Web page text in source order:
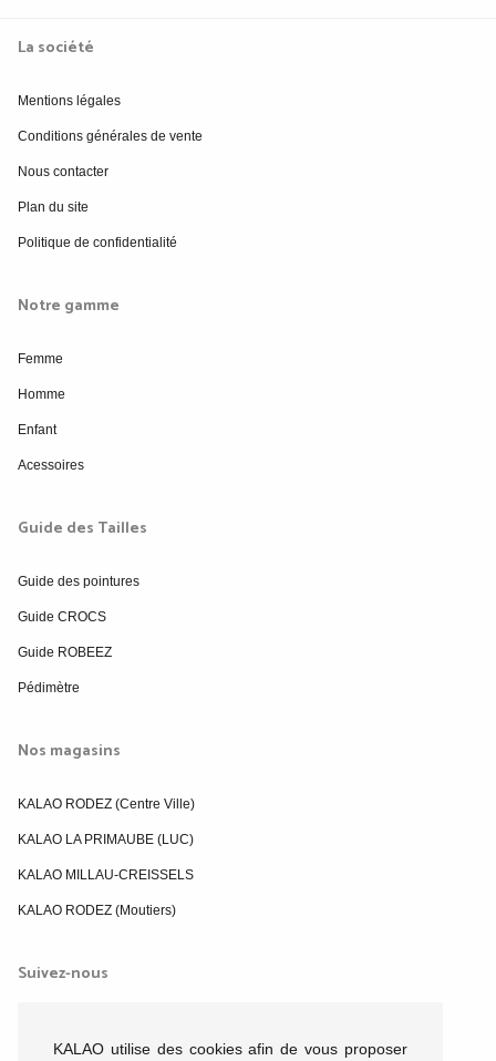
KALAO utilise des cookies afin de vous proposer
La société
Mentions légales
Conditions générales de vente
Nous contacter
Plan du site
Politique de confidentialité
Notre gamme
Femme
Homme
Enfant
Acessoires
Guide des Tailles
Guide des pointures
Guide CROCS
Guide ROBEEZ
Pédimètre
Nos magasins
KALAO RODEZ (Centre Ville)
KALAO LA PRIMAUBE (LUC)
KALAO MILLAU-CREISSELS
KALAO RODEZ (Moutiers)
Suivez-nous